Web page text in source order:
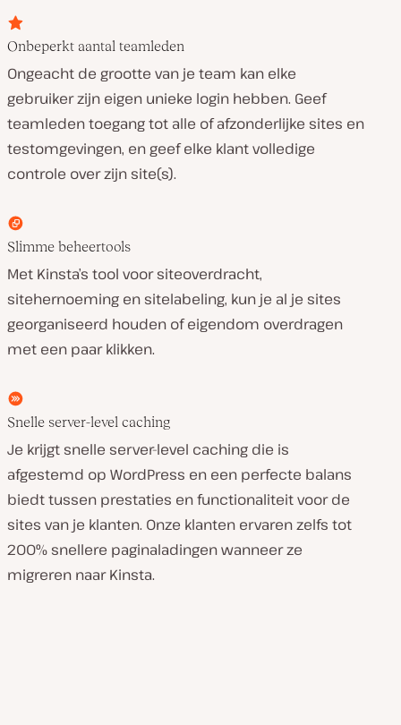
Onbeperkt aantal teamleden
Ongeacht de grootte van je team kan elke
gebruiker zijn eigen unieke login hebben. Geef
teamleden toegang tot alle of afzonderlijke sites en
testomgevingen, en geef elke klant volledige
controle over zijn site(s).
Slimme beheertools
Met Kinsta’s tool voor siteoverdracht,
sitehernoeming en sitelabeling, kun je al je sites
georganiseerd houden of eigendom overdragen
met een paar klikken.
Snelle server-level caching
Je krijgt snelle server-level caching die is
afgestemd op WordPress en een perfecte balans
biedt tussen prestaties en functionaliteit voor de
sites van je klanten. Onze klanten ervaren zelfs tot
200% snellere paginaladingen wanneer ze
migreren naar Kinsta.